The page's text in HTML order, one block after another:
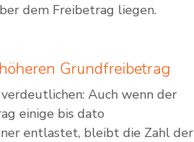
dem Freibetrag liegen.
Grundfreibetrag
Auch wenn der
einige bis dato
entlastet, bleibt die Zahl der